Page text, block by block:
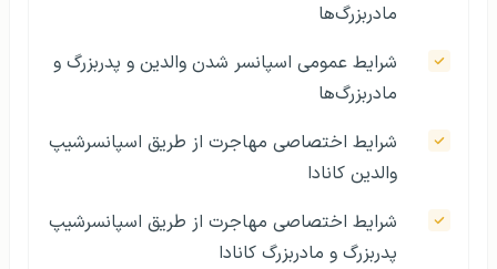
مادربزرگ‌ها
شرایط عمومی اسپانسر شدن والدین و پدربزرگ و
مادربزرگ‌ها
شرایط اختصاصی مهاجرت از طریق اسپانسرشیپ
والدین کانادا
شرایط اختصاصی مهاجرت از طریق اسپانسرشیپ
پدربزرگ و مادربزرگ کانادا